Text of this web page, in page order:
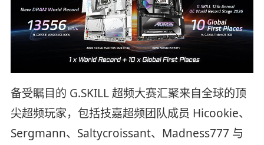
备受瞩目的 G.SKILL 超频大赛汇聚来自全球的顶
尖超频玩家，包括技嘉超频团队成员 Hicookie、
Sergmann、Saltycroissant、Madness777 与